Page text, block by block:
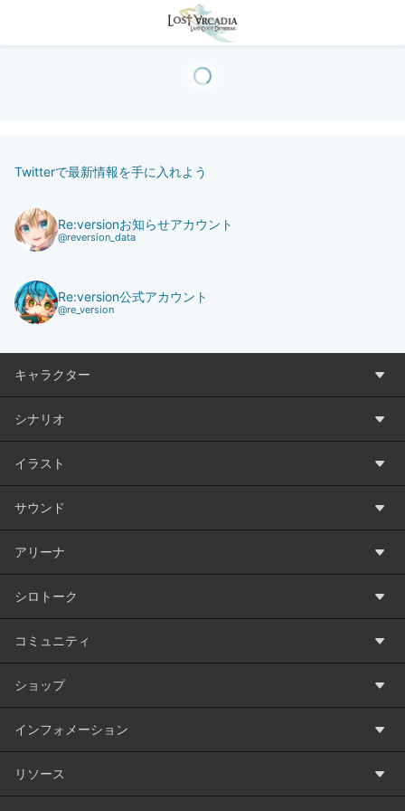
Twitterで最新情報を手に入れよう
Re:versionお知らせアカウント
@reversion_data
Re:version公式アカウント
@re_version
キャラクター
シナリオ
イラスト
サウンド
アリーナ
シロトーク
コミュニティ
ショップ
インフォメーション
リソース